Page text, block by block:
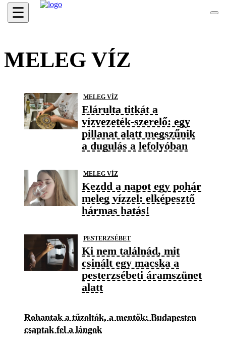
☰
MELEG VÍZ
MELEG VÍZ
Elárulta titkát a
vízvezeték-szerelő: egy
pillanat alatt megszűnik
a dugulás a lefolyóban
MELEG VÍZ
Kezdd a napot egy pohár
meleg vízzel: elképesztő
hármas hatás!
PESTERZSÉBET
Ki nem találnád, mit
csinált egy macska a
pesterzsébeti áramszünet
alatt
Rohantak a tűzoltók, a mentők: Budapesten
csaptak fel a lángok